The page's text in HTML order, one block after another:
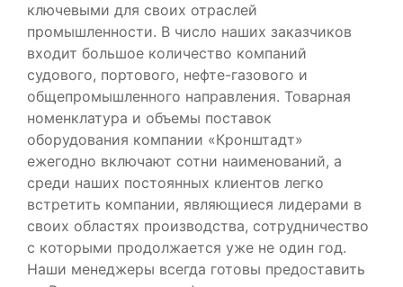
ключевыми для своих отраслей
промышленности. В число наших заказчиков
входит большое количество компаний
судового, портового, нефте-газового и
общепромышленного направления. Товарная
номенклатура и объемы поставок
оборудования компании «Кронштадт»
ежегодно включают сотни наименований, а
среди наших постоянных клиентов легко
встретить компании, являющиеся лидерами в
своих областях производства, сотрудничество
с которыми продолжается уже не один год.
Наши менеджеры всегда готовы предоставить